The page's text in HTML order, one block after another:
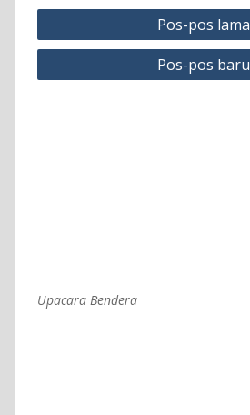
Navigasi
pos
Pos-pos lama
Pos-pos baru
Upacara Bendera